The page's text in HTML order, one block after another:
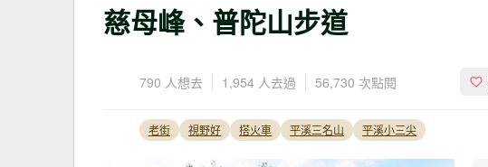
慈母峰、普陀山步道
790 人想去 1,954 人去過 56,730 次點閱
老街 視野好 搭火車 平溪三名山 平溪小三尖